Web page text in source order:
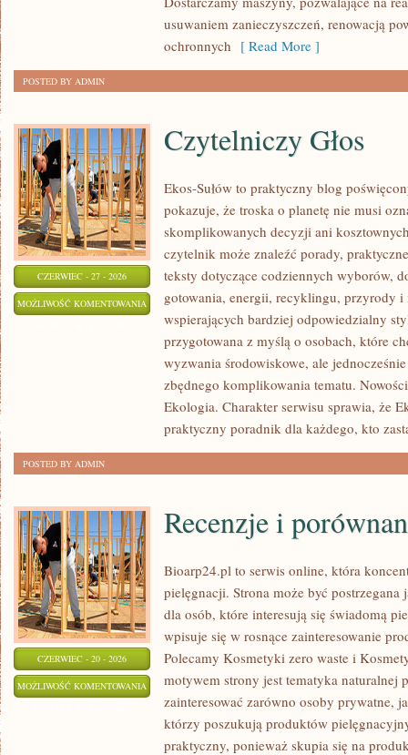
usuwaniem zanieczyszczeń, renowacją
ochronnych [ Read More ]
POSTED BY ADMIN
CZERWIEC - 27 - 2026
MOŻLIWOŚĆ KOMENTOWANIA CZYTELNICZY
GŁOS
Czytelniczy Głos
Ekos-Sułów to praktyczny blog
pokazuje, że troska o planetę nie musi
skomplikowanych decyzji ani
czytelnik może znaleźć porady,
teksty dotyczące codziennych wyborów,
gotowania, energii, recyklingu, przyrody i
wspierających bardziej odpowiedzialny
przygotowana z myślą o osobach, które
wyzwania środowiskowe, ale
zbędnego komplikowania tematu.
Ekologia. Charakter serwisu sprawia, że
praktyczny poradnik dla każdego, kto
POSTED BY ADMIN
CZERWIEC - 20 - 2026
MOŻLIWOŚĆ KOMENTOWANIA RECENZJE
PORÓWNANIA
Recenzje i
Bioarp24.pl to serwis online, która
pielęgnacji. Strona może być postrzegana
dla osób, które interesują się świadomą
wpisuje się w rosnące zainteresowanie
Polecamy Kosmetyki zero waste i
motywem strony jest tematyka naturalnej
zainteresować zarówno osoby prywatne,
którzy poszukują produktów
praktyczny, ponieważ skupia się na